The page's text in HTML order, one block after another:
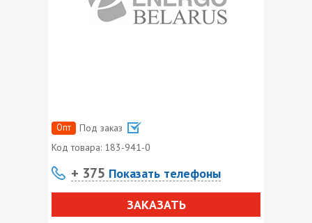
Опт
Под заказ
Код товара: 183-941-0
+ 375 Показать телефоны
ЗАКАЗАТЬ